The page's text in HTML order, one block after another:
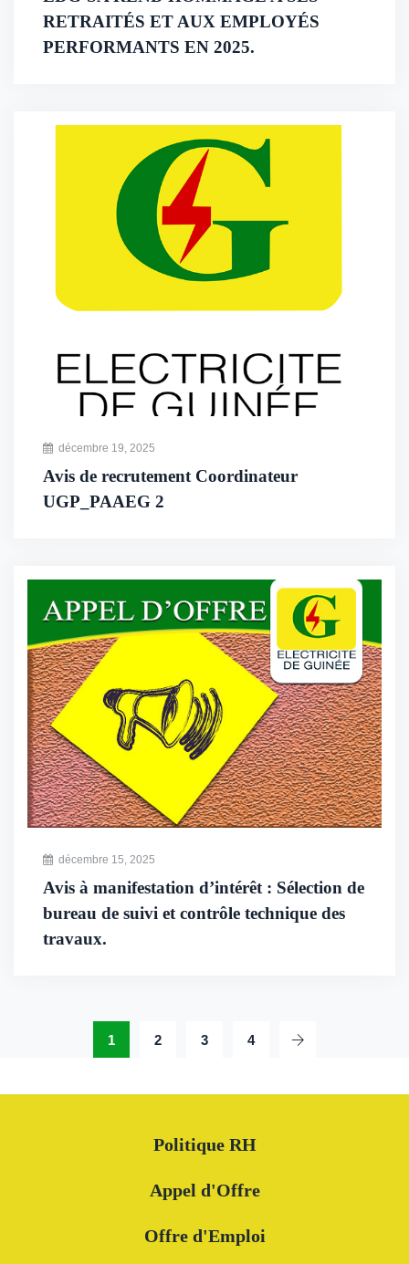
RETRAITÉS ET AUX EMPLOYÉS
PERFORMANTS EN 2025.
décembre 19, 2025
Avis de recrutement Coordinateur
UGP_PAAEG 2
décembre 15, 2025
Avis à manifestation d’intérêt : Sélection de
bureau de suivi et contrôle technique des
travaux.
1 2 3 4
Politique RH
Appel d'Offre
Offre d'Emploi